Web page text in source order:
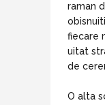
raman
fiecare
uitat
de
O alta